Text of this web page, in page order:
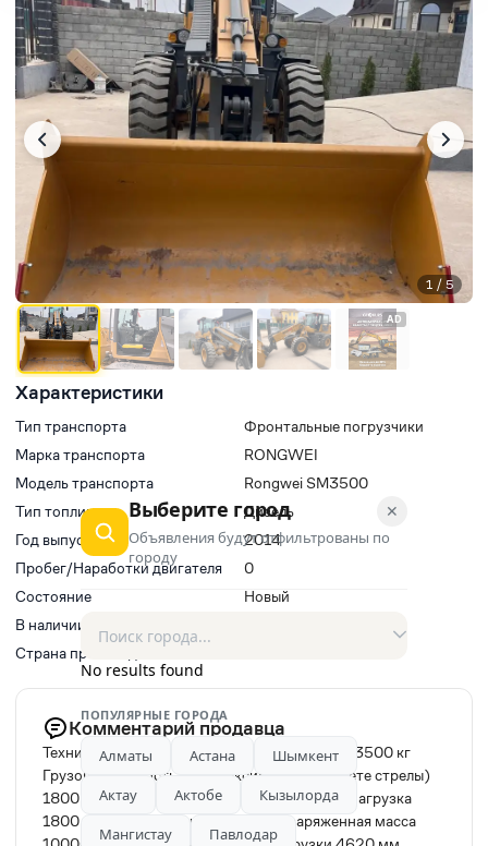
Характеристики
Тип транспорта
Фронтальные погрузчики
Марка транспорта
RONGWEI
Модель транспорта
Rongwei SM3500
Тип топлива
Дизель
Год выпуска
2014
Пробег/Наработки двигателя
0
Состояние
Новый
В наличии
Страна производитель
1 / 5
AD
Комментарий продавца
Технические параметры: Грузоподъемность 3500 кг
Грузоподъемность (при максимальном вылете стрелы)
1800 кг Объем ковша 2, 0 м3 Номинальная нагрузка
1800 кг Ширина ковша, 2150 мм Снаряженная масса
✕
Выберите город
Объявления будут отфильтрованы по
городу
No results found
ПОПУЛЯРНЫЕ ГОРОДА
Алматы Астана
Шымкент
Актау
Актобе
Кызылорда
Мангистау
Павлодар